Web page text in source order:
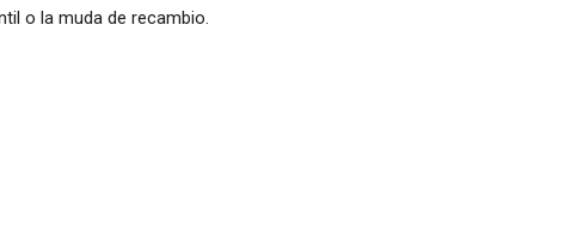
o la muda de recambio.